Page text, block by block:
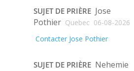
SUJET DE PRIÈRE Jose
Pothier Quebec 06-08-2026
Contacter Jose Pothier
SUJET DE PRIÈRE Nehemie